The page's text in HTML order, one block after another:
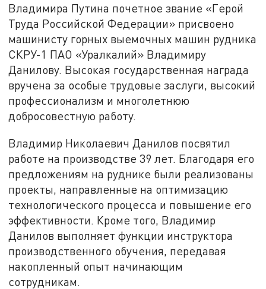
Владимира Путина почетное звание «Герой
Труда Российской Федерации» присвоено
машинисту горных выемочных машин рудника
СКРУ-1 ПАО «Уралкалий» Владимиру
Данилову. Высокая государственная награда
вручена за особые трудовые заслуги, высокий
профессионализм и многолетнюю
добросовестную работу.
Владимир Николаевич Данилов посвятил
работе на производстве 39 лет. Благодаря его
предложениям на руднике были реализованы
проекты, направленные на оптимизацию
технологического процесса и повышение его
эффективности. Кроме того, Владимир
Данилов выполняет функции инструктора
производственного обучения, передавая
накопленный опыт начинающим
сотрудникам.